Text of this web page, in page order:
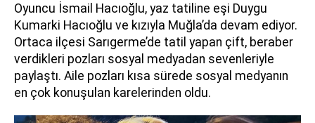
Oyuncu İsmail Hacıoğlu, yaz tatiline eşi Duygu
Kumarki Hacıoğlu ve kızıyla Muğla’da devam ediyor.
Ortaca ilçesi Sarıgerme’de tatil yapan çift, beraber
verdikleri pozları sosyal medyadan sevenleriyle
paylaştı. Aile pozları kısa sürede sosyal medyanın
en çok konuşulan karelerinden oldu.